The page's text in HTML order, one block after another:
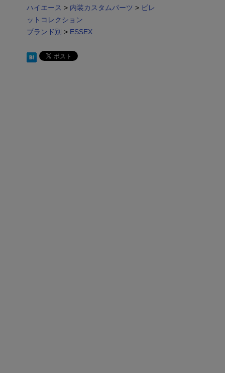
ハイエース > 内装カスタムパーツ > ビレ
ットコレクション
ブランド別 > ESSEX